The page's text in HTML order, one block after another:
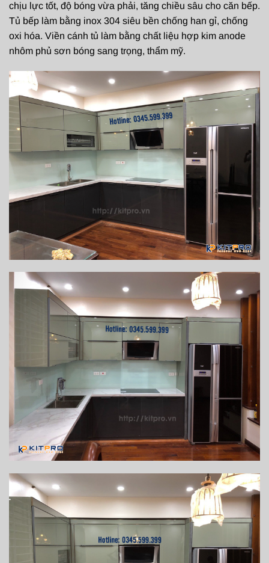
chịu lực tốt, độ bóng vừa phải, tăng chiều sâu cho căn bếp.
Tủ bếp làm bằng inox 304 siêu bền chống han gỉ, chống
oxi hóa. Viền cánh tủ làm bằng chất liệu hợp kim anode
nhôm phủ sơn bóng sang trọng, thẩm mỹ.